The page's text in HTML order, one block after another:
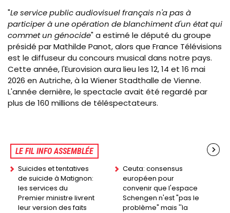
"Le service public audiovisuel français n'a pas à
participer à une opération de blanchiment d'un état qui
commet un génocide" a estimé le député du groupe
présidé par Mathilde Panot, alors que France Télévisions
est le diffuseur du concours musical dans notre pays.
Cette année, l'Eurovision aura lieu les 12, 14 et 16 mai
2026 en Autriche, à la Wiener Stadthalle de Vienne.
L'année dernière, le spectacle avait été regardé par
plus de 160 millions de téléspectateurs.
LE FIL INFO ASSEMBLÉE
Suicides et tentatives
de suicide à Matignon:
les services du
Premier ministre livrent
leur version des faits
Ceuta: consensus
européen pour
convenir que l'espace
Schengen n'est "pas le
problème" mais ''la